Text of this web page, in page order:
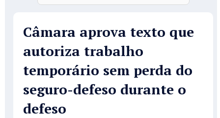
Câmara aprova texto que
autoriza trabalho
temporário sem perda do
seguro-defeso durante o
defeso